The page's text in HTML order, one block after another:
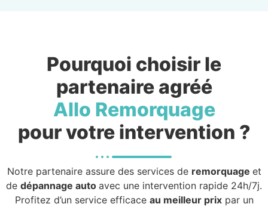
Pourquoi choisir le
partenaire agréé
Allo Remorquage
pour votre intervention ?
Notre partenaire assure des services de remorquage et
de dépannage auto avec une intervention rapide 24h/7j.
Profitez d’un service efficace au meilleur prixpar un